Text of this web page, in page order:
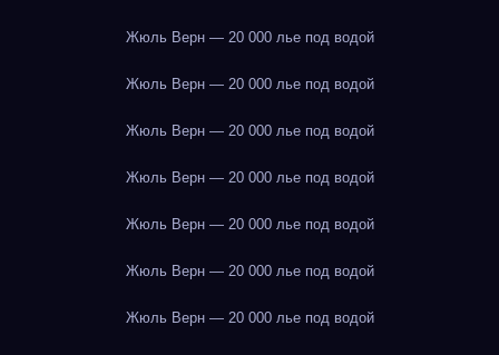
Жюль Верн — 20 000 лье под водой
Жюль Верн — 20 000 лье под водой
Жюль Верн — 20 000 лье под водой
Жюль Верн — 20 000 лье под водой
Жюль Верн — 20 000 лье под водой
Жюль Верн — 20 000 лье под водой
Жюль Верн — 20 000 лье под водой